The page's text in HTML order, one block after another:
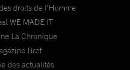
droits de l'Homme
WE MADE IT
La Chronique
Bref
des actualités